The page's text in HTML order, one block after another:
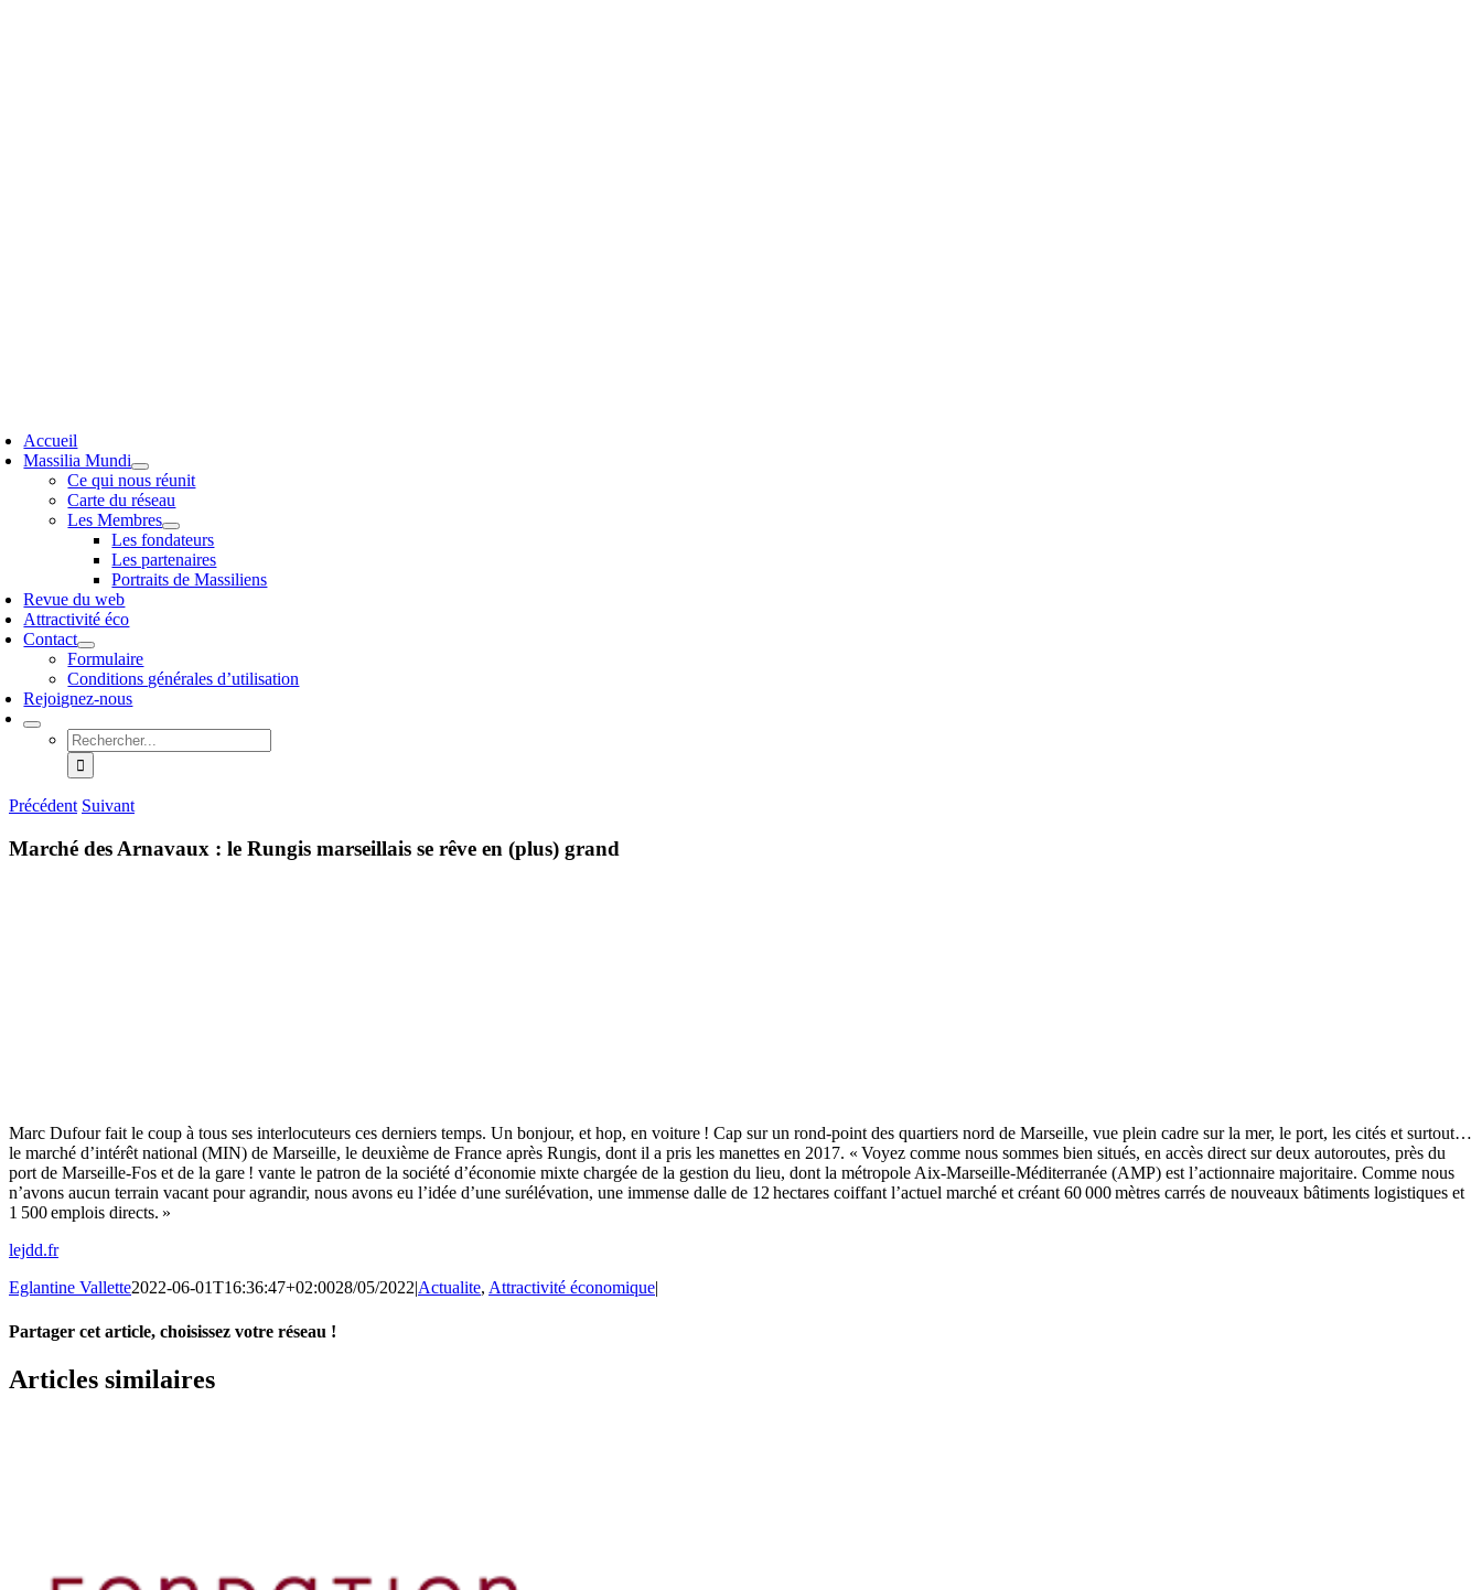
Accueil
Massilia Mundi
Ce qui nous réunit
Carte du réseau
Les Membres
Les fondateurs
Les partenaires
Portraits de Massiliens
Revue du web
Attractivité éco
Contact
Formulaire
Conditions générales d’utilisation
Rejoignez-nous
Rechercher:
Précédent Suivant
Marché des Arnavaux : le Rungis marseillais se rêve en (plus) grand
Marc Dufour fait le coup à tous ses interlocuteurs ces derniers temps. Un bonjour, et hop, en voiture ! Cap sur un rond-point des quartiers nord de Marseille, vue plein cadre sur la mer, le port, les cités et surtout…
le marché d’intérêt national (MIN) de Marseille, le deuxième de France après Rungis, dont il a pris les manettes en 2017. « Voyez comme nous sommes bien situés, en accès direct sur deux autoroutes, près du
port de Marseille-Fos et de la gare ! vante le patron de la société d’économie mixte chargée de la gestion du lieu, dont la métropole Aix-Marseille-­Méditerranée (AMP) est l’actionnaire majoritaire. Comme nous
n’avons aucun terrain vacant pour agrandir, nous avons eu l’idée d’une surélévation, une immense dalle de 12 hectares coiffant l’actuel marché et créant 60 000 mètres carrés de nouveaux bâtiments logistiques et
1 500 emplois directs. »
lejdd.fr
Eglantine Vallette2022-06-01T16:36:47+02:0028/05/2022|Actualite, Attractivité économique|
Partager cet article, choisissez votre réseau !
Facebook
X
LinkedIn
Email
Articles similaires